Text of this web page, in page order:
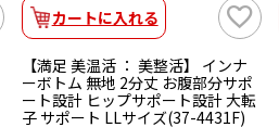
カートに入れる
【満足 美温活 ： 美整活】 インナ
ーボトム 無地 2分丈 お腹部分サポ
ート設計 ヒップサポート設計 大転
子 サポート LLサイズ(37-4431F)